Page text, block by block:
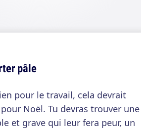
pâle
pour le travail, cela devrait
Noël. Tu devras trouver une
et grave qui leur fera peur, un